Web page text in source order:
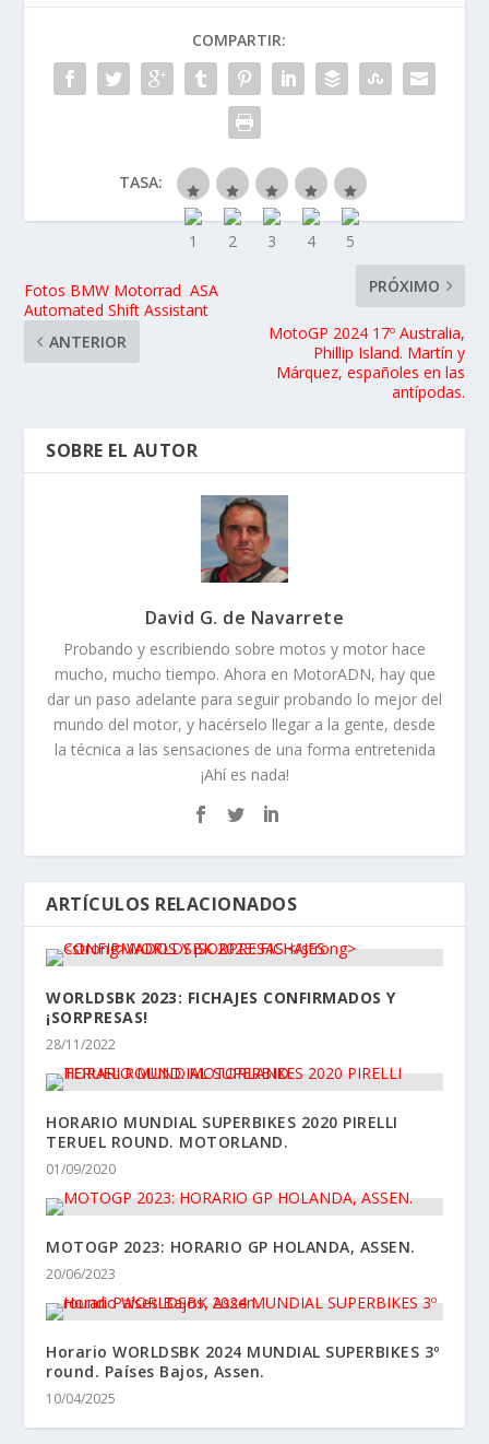
COMPARTIR:
TASA:
Fotos BMW Motorrad ASA
Automated Shift Assistant
ANTERIOR
PRÓXIMO
MotoGP 2024 17º Australia,
Phillip Island. Martín y
Márquez, españoles en las
antípodas.
SOBRE EL AUTOR
David G. de Navarrete
Probando y escribiendo sobre motos y motor hace
mucho, mucho tiempo. Ahora en MotorADN, hay que
dar un paso adelante para seguir probando lo mejor del
mundo del motor, y hacérselo llegar a la gente, desde
la técnica a las sensaciones de una forma entretenida
¡Ahí es nada!
ARTÍCULOS RELACIONADOS
WORLDSBK 2023: FICHAJES CONFIRMADOS Y
¡SORPRESAS!
28/11/2022
HORARIO MUNDIAL SUPERBIKES 2020 PIRELLI
TERUEL ROUND. MOTORLAND.
01/09/2020
MOTOGP 2023: HORARIO GP HOLANDA, ASSEN.
20/06/2023
Horario WORLDSBK 2024 MUNDIAL SUPERBIKES 3º
round. Países Bajos, Assen.
10/04/2025